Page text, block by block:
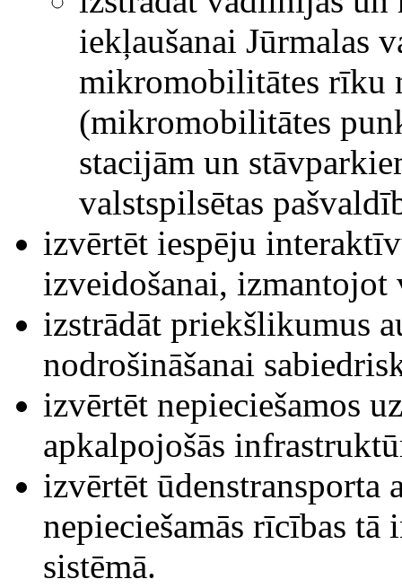
iekļaušanai Jūrmalas
mikromobilitātes rīku
(mikromobilitātes
stacijām un
valstspilsētas
izvērtēt iespēju
izveidošanai, izmantojot
izstrādāt priekšlikumus
nodrošināšanai
izvērtēt nepieciešamos
apkalpojošās
izvērtēt ūdenstransporta
nepieciešamās rīcības tā
sistēmā.